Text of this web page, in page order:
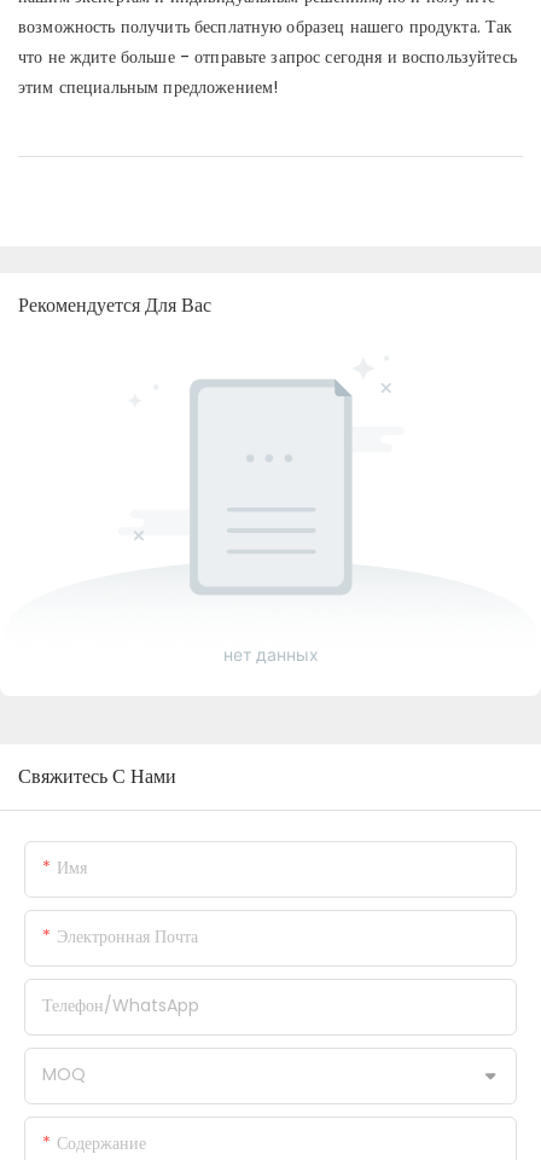
возможность получить бесплатную образец нашего продукта. Так
что не ждите больше - отправьте запрос сегодня и воспользуйтесь
этим специальным предложением!
Рекомендуется Для Вас
нет данных
Свяжитесь С Нами
Имя
Электронная Почта
Телефон/WhatsApp
MOQ
Содержание